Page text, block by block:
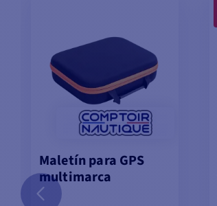
Maletín para GPS
multimarca